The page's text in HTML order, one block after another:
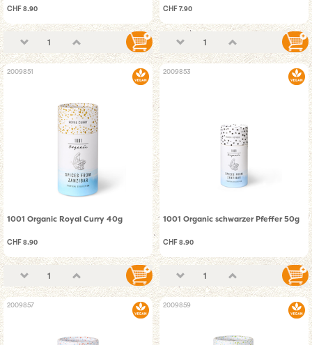
CHF 8.90 CHF 7.90
2009851
1001 Organic Royal Curry 40g
CHF 8.90
2009853
1001 Organic schwarzer Pfeffer 50g
CHF 8.90
2009857 2009859